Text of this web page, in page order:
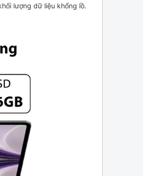
lượng dữ liệu khổng lồ.